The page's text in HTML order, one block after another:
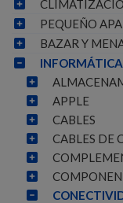
PEQUEÑO
BAZAR Y
APPLE
CABLES
CABLES DE